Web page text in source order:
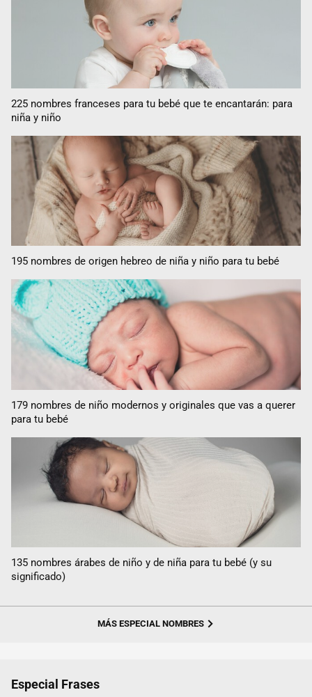
225 nombres franceses para tu bebé que te encantarán: para
niña y niño
195 nombres de origen hebreo de niña y niño para tu bebé
179 nombres de niño modernos y originales que vas a querer
para tu bebé
135 nombres árabes de niño y de niña para tu bebé (y su
significado)
MÁS ESPECIAL NOMBRES
Especial Frases